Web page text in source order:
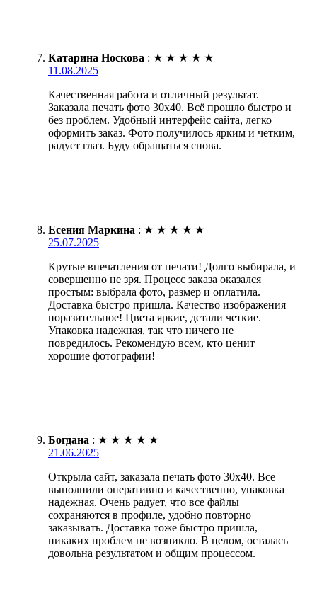
Катарина Носкова : ★ ★ ★ ★ ★
11.08.2025
Качественная работа и отличный результат.
Заказала печать фото 30х40. Всё прошло быстро и
без проблем. Удобный интерфейс сайта, легко
оформить заказ. Фото получилось ярким и четким,
радует глаз. Буду обращаться снова.
Есения Маркина : ★ ★ ★ ★ ★
25.07.2025
Крутые впечатления от печати! Долго выбирала, и
совершенно не зря. Процесс заказа оказался
простым: выбрала фото, размер и оплатила.
Доставка быстро пришла. Качество изображения
поразительное! Цвета яркие, детали четкие.
Упаковка надежная, так что ничего не
повредилось. Рекомендую всем, кто ценит
хорошие фотографии!
Богдана : ★ ★ ★ ★ ★
21.06.2025
Открыла сайт, заказала печать фото 30х40. Все
выполнили оперативно и качественно, упаковка
надежная. Очень радует, что все файлы
сохраняются в профиле, удобно повторно
заказывать. Доставка тоже быстро пришла,
никаких проблем не возникло. В целом, осталась
довольна результатом и общим процессом.